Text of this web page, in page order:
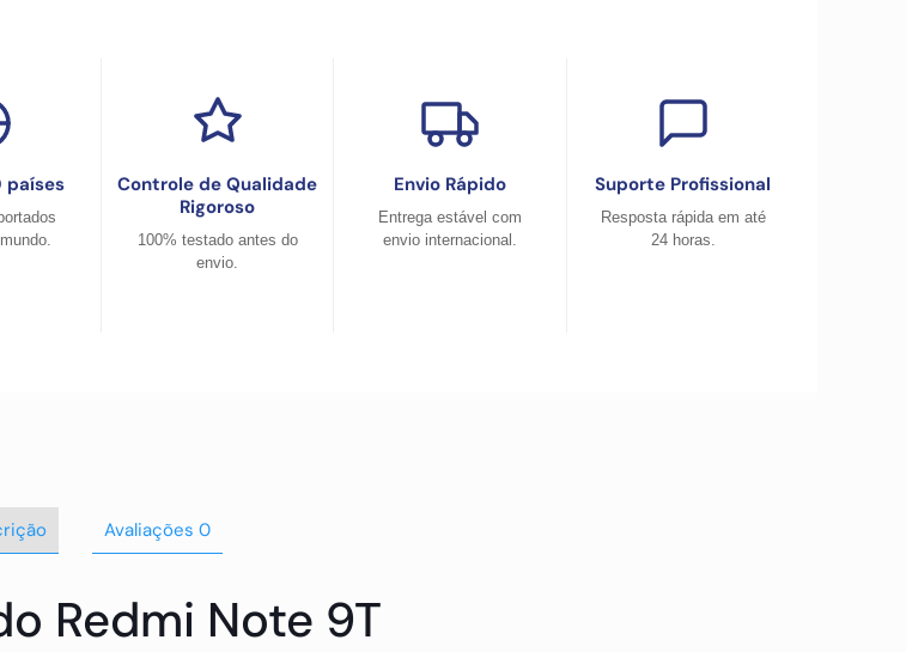
países
Controle de Qualidade
Rigoroso
100% testado antes do
envio.
Envio Rápido
Entrega estável com
envio internacional.
Suporte Profissional
Resposta rápida em até
24 horas.
Avaliações 0
Redmi Note 9T